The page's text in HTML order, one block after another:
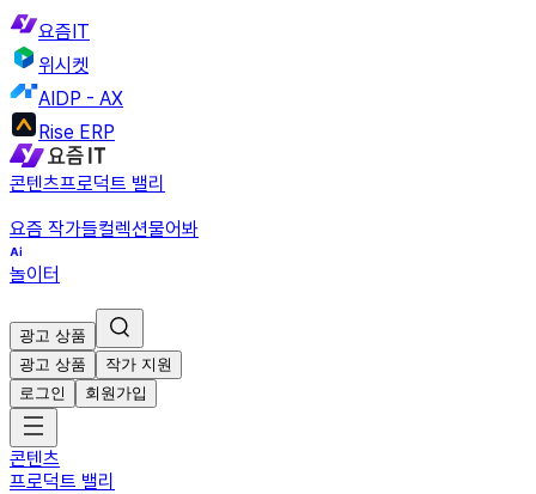
요즘IT
위시켓
AIDP - AX
Rise ERP
콘텐츠프로덕트 밸리
요즘 작가들컬렉션물어봐
놀이터
광고 상품
광고 상품
작가 지원
로그인
회원가입
콘텐츠
프로덕트 밸리